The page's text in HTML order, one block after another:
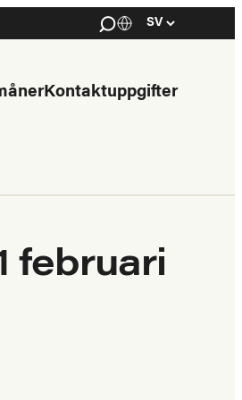
Haku
Kielivalinta
Select
Kontaktuppgifter
februari